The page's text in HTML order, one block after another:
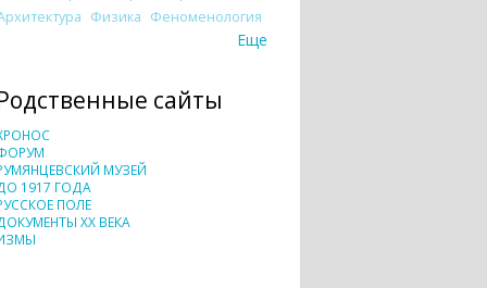
Физика Феноменология
Еще
сайты
МУЗЕЙ
1917 ГОДА
ПОЛЕ
XX ВЕКА